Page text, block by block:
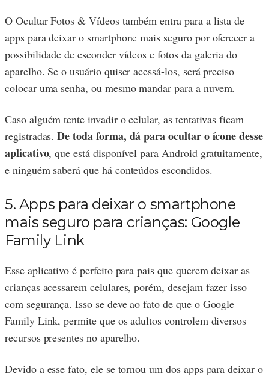
O Ocultar Fotos & Vídeos também entra para a lista de
apps para deixar o smartphone mais seguro por oferecer a
possibilidade de esconder vídeos e fotos da galeria do
aparelho. Se o usuário quiser acessá-los, será preciso
colocar uma senha, ou mesmo mandar para a nuvem.
Caso alguém tente invadir o celular, as tentativas ficam
registradas.De toda forma, dá para ocultar o ícone desse
aplicativo, que está disponível para Android gratuitamente,
e ninguém saberá que há conteúdos escondidos.
5. Apps para deixar o smartphone
mais seguro para crianças: Google
Family Link
Esse aplicativo é perfeito para pais que querem deixar as
crianças acessarem celulares, porém, desejam fazer isso
com segurança. Isso se deve ao fato de que o Google
Family Link, permite que os adultos controlem diversos
recursos presentes no aparelho.
Devido a esse fato, ele se tornou um dos apps para deixar o